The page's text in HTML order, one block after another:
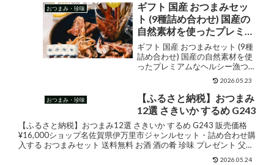
パケット］ プレゼント ギ
フト 実用的 敬老の日
ー コラーゲン 贈り物 手土産 ［送
料無料］［ゆうパケット］ プレ
ゼン...
おつまみ・珍味
ギフト 国産 おつまみセッ
ト (9種詰め合わせ) 国産の
自然素材を使ったプレミア
ムなヘルシー漁つまみ添加
物を使わずに職人が丁寧に
仕上げた贅沢な海の幸ギフ
ト｜お中元 ギフト 詰め合
わせ 高級 送料無料 ギフト
箱入り #KBS
ギフト 国産 おつまみセット (9種
詰め合わせ) 国産の自然素材を使
ったプレミアムなヘルシー漁つ
まみ添加物を使わずに職人が丁
寧に仕上げた贅沢な海の幸ギフ
ト｜お中元 ギフト 詰め合わせ 高
級 送料無料 ギフト箱入り #KBS
販売価格¥3,9...
2026.05.23
おつまみ・珍味
【ふるさと納税】おつまみ
12選 さきいか するめ G243
【ふるさと納税】おつまみ12選 さきいか するめ G243 販売価格
¥16,000ショップ名佐賀県伊万里市ジャンルセット・詰め合わせ購
入する おつまみセット 送料無料 お酒 酒の肴 珍味 プレゼント 父の
2026.05.24